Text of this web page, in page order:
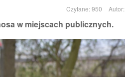
Czytane: 950 Autor:
w miejscach publicznych.